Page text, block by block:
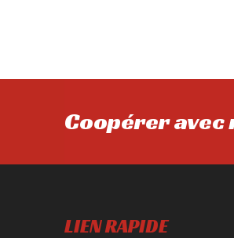
Coopérer
LIEN RAPIDE